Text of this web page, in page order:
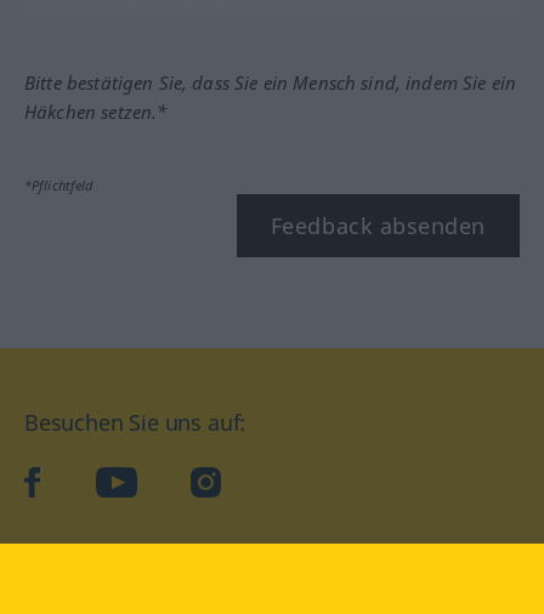
Bitte bestätigen Sie, dass Sie ein Mensch sind, indem Sie ein
Häkchen setzen.*
*Pflichtfeld
Feedback absenden
Besuchen Sie uns auf:
facebookYouTube Instagram